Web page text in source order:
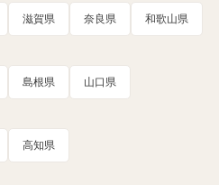
滋賀県 奈良県 和歌山県
島根県 山口県
高知県